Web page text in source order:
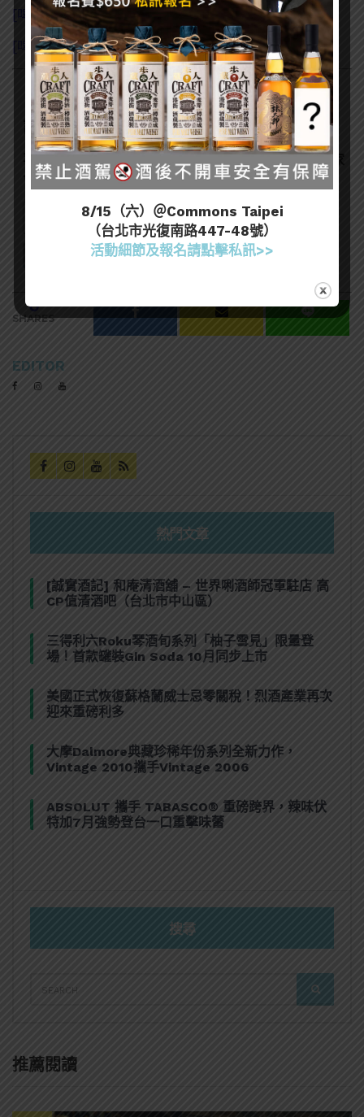
[啤酒知識] 金黃啤酒的起源 – 皮爾森啤酒（Pilsner）
[啤酒知識]清爽易飲的啤酒之王—德國啤酒
訂閱一飲樂酒誌電子報
喜歡我們的內容嗎？在此訂閱電子報，掌握最新酒聞和獨家
會員優惠吧！
0
SHARES
EDITOR
熱門文章
[誠實酒記] 和庵清酒舖 – 世界唎酒師冠軍駐店 高
CP值清酒吧（台北市中山區）
三得利六Roku琴酒旬系列「柚子雪見」限量登
場！首款罐裝Gin Soda 10月同步上市
美國正式恢復蘇格蘭威士忌零關稅！烈酒產業再次
迎來重磅利多
大摩Dalmore典藏珍稀年份系列全新力作，
Vintage 2010攜手Vintage 2006
ABSOLUT 攜手 TABASCO® 重磅跨界，辣味伏
特加7月強勢登台一口重擊味蕾
搜尋
FOR:
推薦閱讀
8/15（六）＠Commons Taipei
（台北市光復南路447-48號）
活動細節及報名請點擊私訊>>